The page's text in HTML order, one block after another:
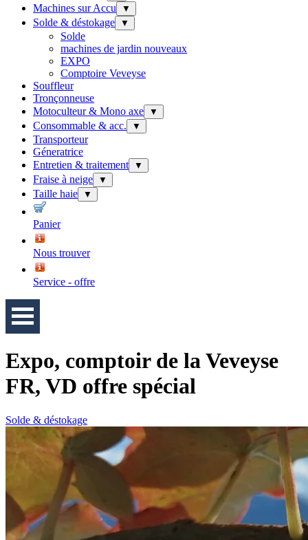
Machines sur Accu ▼
Solde & déstokage ▼
Solde
machines de jardin nouveaux
EXPO
Comptoire Veveyse
Souffleur
Tronçonneuse
Motoculteur & Mono axe
▼
Consommable & acc. ▼
Transporteur
Géneratrice
Entretien & traitement
▼
Fraise à neige ▼
Taille haie ▼
Panier
Nous trouver
Service - offre
Expo, comptoir de la Veveyse
FR, VD offre spécial
Solde & déstokage